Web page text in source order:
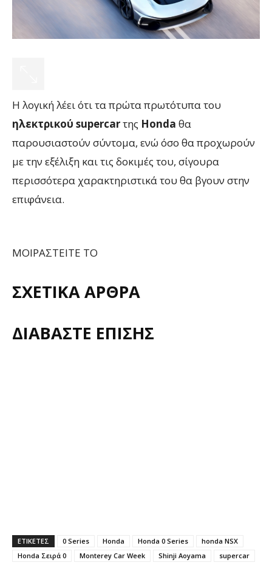
Η λογική λέει ότι τα πρώτα πρωτότυπα του
ηλεκτρικού supercarτης Honda θα
παρουσιαστούν σύντομα, ενώ όσο θα προχωρούν
με την εξέλιξη και τις δοκιμές του, σίγουρα
περισσότερα χαρακτηριστικά του θα βγουν στην
επιφάνεια.
ΜΟΙΡΑΣΤΕΙΤΕ ΤΟ
ΣΧΕΤΙΚΑ ΑΡΘΡΑ
ΔΙΑΒΑΣΤΕ ΕΠΙΣΗΣ
ΕΤΙΚΕΤΕΣ 0 Series Honda Honda 0 Series
honda NSX
Honda Σειρά 0
Monterey Car Week Shinji Aoyama supercar